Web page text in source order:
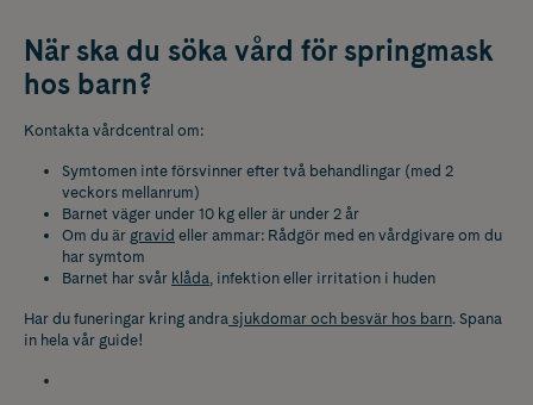
När ska du söka vård för springmask
hos barn?
Kontakta vårdcentral om:
Symtomen inte försvinner efter två behandlingar (med 2
veckors mellanrum)
Barnet väger under 10 kg eller är under 2 år
Om du är gravid eller ammar: Rådgör med en vårdgivare om du
har symtom
Barnet har svår klåda, infektion eller irritation i huden
Har du funeringar kring andra sjukdomar och besvär hos barn. Spana
in hela vår guide!